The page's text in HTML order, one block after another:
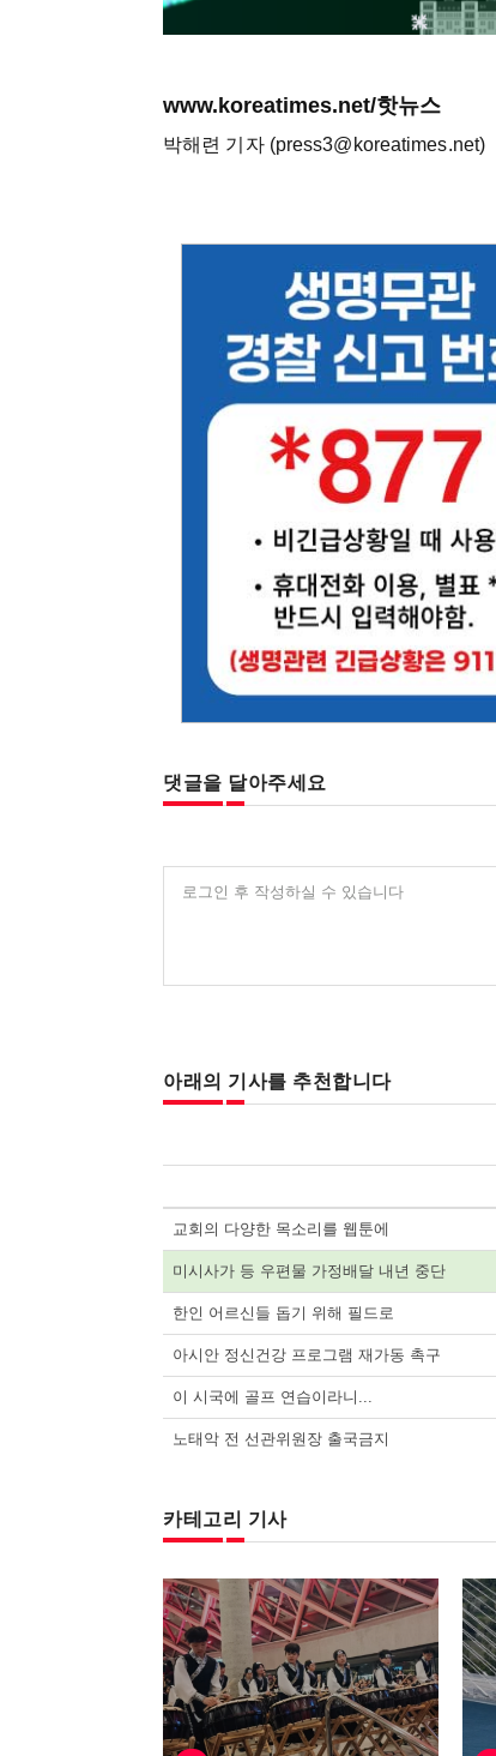
www.koreatimes.net/핫뉴스
박해련 기자 (press3@koreatimes.net)
댓글을 달아주세요
로그인 후 작성하실 수 있습니다
아래의 기사를 추천합니다
교회의 다양한 목소리를 웹툰에
미시사가 등 우편물 가정배달 내년 중단
한인 어르신들 돕기 위해 필드로
아시안 정신건강 프로그램 재가동 촉구
이 시국에 골프 연습이라니...
노태악 전 선관위원장 출국금지
카테고리 기사